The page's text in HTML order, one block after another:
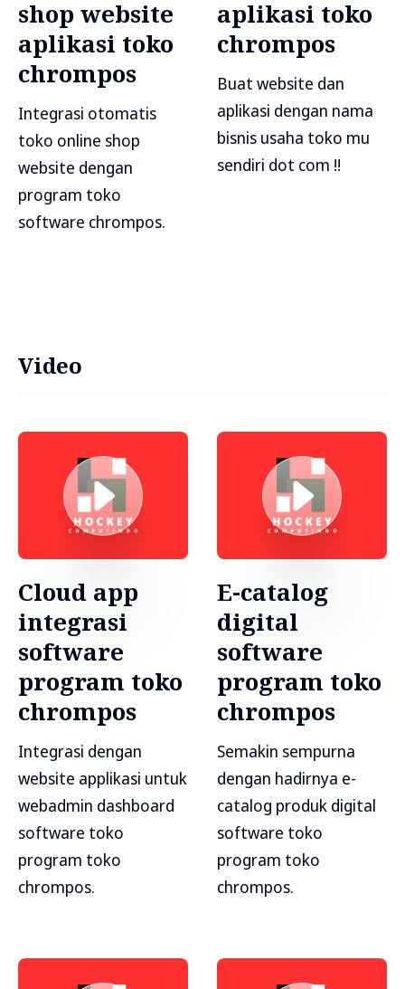
shop website
aplikasi toko
chrompos
Integrasi otomatis
toko online shop
website dengan
program toko
software chrompos.
aplikasi toko
chrompos
Buat website dan
aplikasi dengan nama
bisnis usaha toko mu
sendiri dot com !!
Video
Cloud app
integrasi
software
program toko
chrompos
Integrasi dengan
website applikasi untuk
webadmin dashboard
software toko
program toko
chrompos.
E-catalog
digital
software
program toko
chrompos
Semakin sempurna
dengan hadirnya e-
catalog produk digital
software toko
program toko
chrompos.